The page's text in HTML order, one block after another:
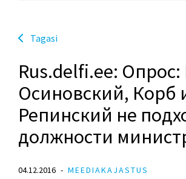
Tagasi
Rus.delfi.ee: Опрос:
Осиновский, Корб
Репинский не
должности
04.12.2016 MEEDIAKAJASTUS